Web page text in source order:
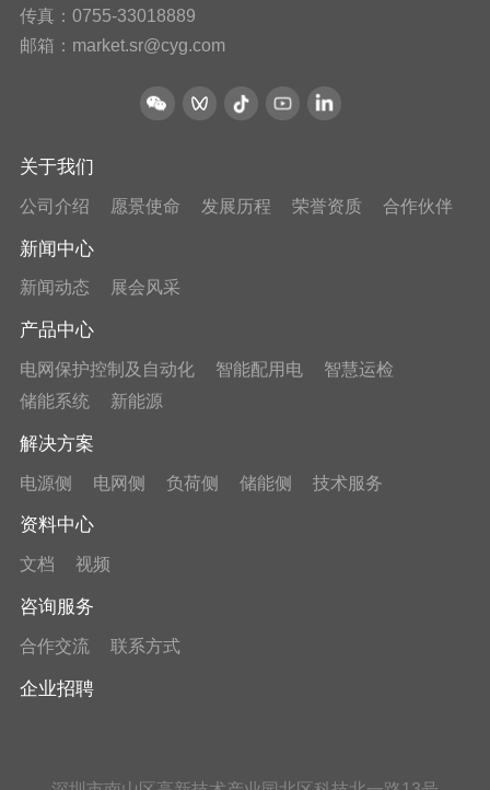
传真：0755-33018889
邮箱：market.sr@cyg.com
关于我们
公司介绍 愿景使命 发展历程 荣誉资质 合作伙伴
新闻中心
新闻动态 展会风采
产品中心
电网保护控制及自动化 智能配用电
智慧运检
储能系统
新能源
解决方案
电源侧 电网侧 负荷侧 储能侧 技术服务
资料中心
文档 视频
咨询服务
合作交流 联系方式
企业招聘